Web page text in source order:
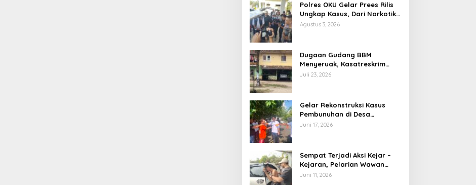
Polres OKU Gelar Prees Rilis
Ungkap Kasus, Dari Narkotika
Penyalahgunaan BBM Hingga
Agustus 3, 2026
Dugaan Gudang BBM
Menyeruak, Kasatreskrim
Polres OKU : Betul Sudah Kita
Juli 23, 2026
Gelar Rekonstruksi Kasus
Pembunuhan di Desa
Mendingin, Desi Peragakan 18
Juni 17, 2026
Sempat Terjadi Aksi Kejar –
Kejaran, Pelarian Wawan
Berakhir di Tangan Tim
Juni 11, 2026